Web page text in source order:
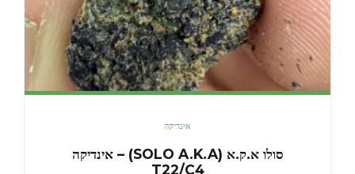
אינדיקה
סולו א.ק.א (SOLO A.K.A) – אינדיקה
T22/C4